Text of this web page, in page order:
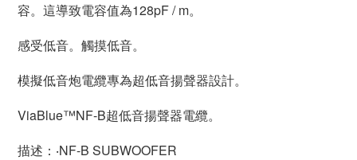
容。這導致電容值為128pF / m。
感受低音。觸摸低音。
模擬低音炮電纜專為超低音揚聲器設計。
ViaBlue™NF-B超低音揚聲器電纜。
描述：‧NF-B SUBWOOFER